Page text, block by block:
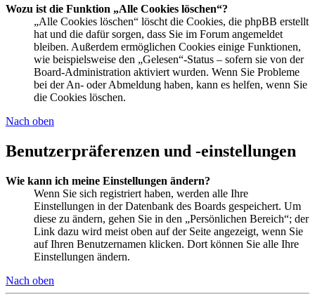
Wozu ist die Funktion „Alle Cookies löschen“?
„Alle Cookies löschen“ löscht die Cookies, die phpBB erstellt
hat und die dafür sorgen, dass Sie im Forum angemeldet
bleiben. Außerdem ermöglichen Cookies einige Funktionen,
wie beispielsweise den „Gelesen“-Status – sofern sie von der
Board-Administration aktiviert wurden. Wenn Sie Probleme
bei der An- oder Abmeldung haben, kann es helfen, wenn Sie
die Cookies löschen.
Nach oben
Benutzerpräferenzen und -einstellungen
Wie kann ich meine Einstellungen ändern?
Wenn Sie sich registriert haben, werden alle Ihre
Einstellungen in der Datenbank des Boards gespeichert. Um
diese zu ändern, gehen Sie in den „Persönlichen Bereich“; der
Link dazu wird meist oben auf der Seite angezeigt, wenn Sie
auf Ihren Benutzernamen klicken. Dort können Sie alle Ihre
Einstellungen ändern.
Nach oben